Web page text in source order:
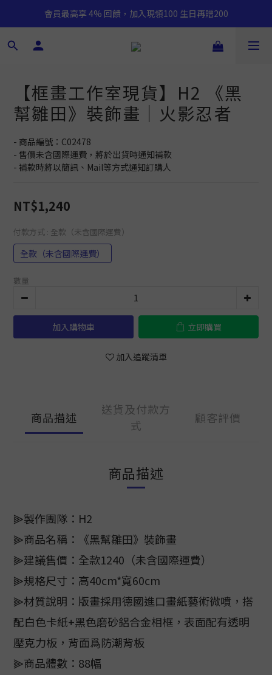
會員最高享 4% 回饋，加入現領100 生日再贈200
【框畫工作室現貨】H2 《黑
幫雛田》裝飾畫｜火影忍者
- 商品編號：C02478
- 售價未含國際運費，將於出貨時通知補款
- 補款時將以簡訊、Mail等方式通知訂購人
NT$1,240
付款方式 : 全款（未含國際運費）
全款（未含國際運費）
數量
加入購物車 立即購買
加入追蹤清單
商品描述
送貨及付款方
式
顧客評價
商品描述
⫸製作團隊：H2
⫸商品名稱：《黑幫雛田》裝飾畫
⫸建議售價：全款1240（未含國際運費）
⫸規格尺寸：高40cm*寬60cm
⫸材質說明：版畫採用德國進口畫紙藝術微噴，搭
配白色卡紙+黑色磨砂鋁合金相框，表面配有透明
壓克力板，背面爲防潮背板
⫸商品體數：88幅